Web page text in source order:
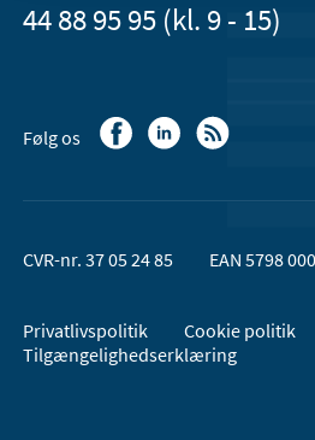
44 88 95 95 (kl. 9 - 15)
Følg os
CVR-nr. 37 05 24 85 EAN 5798
Privatlivspolitik
Cookie politik
Tilgængelighedserklæring